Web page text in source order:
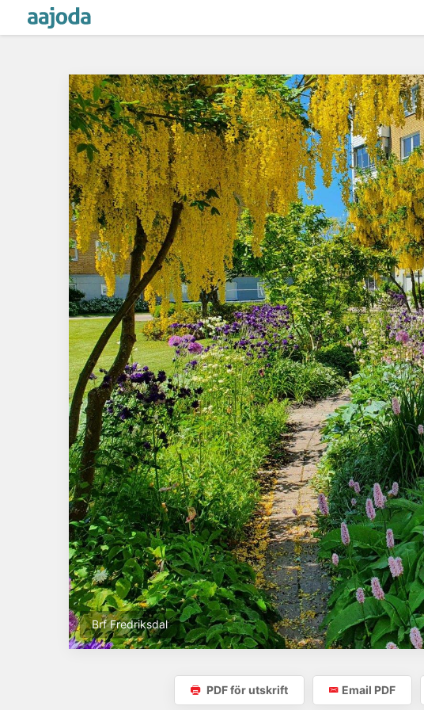
Brf Fredriksdal
PDF för utskrift Email PDF